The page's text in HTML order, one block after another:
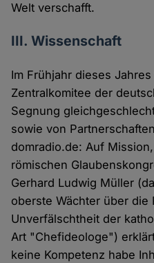
Welt verschafft.
III. Wissenschaft
Im Frühjahr dieses
Zentralkomitee der
Segnung
sowie von
domradio.de: Auf
römischen
Gerhard Ludwig Müller
oberste Wächter über die
Unverfälschtheit der
Art "Chefideologe")
keine Kompetenz habe